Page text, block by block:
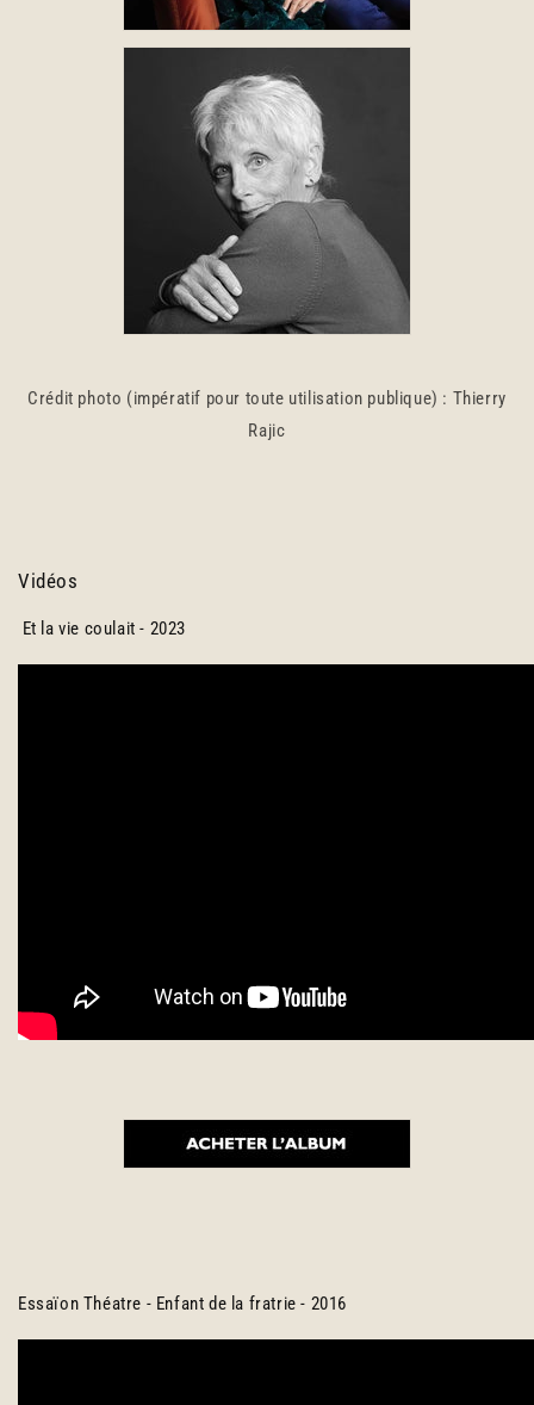
Crédit photo (impératif pour toute utilisation publique) : Thierry
Rajic
Vidéos
Et la vie coulait - 2023
Essaïon Théatre - Enfant de la fratrie - 2016